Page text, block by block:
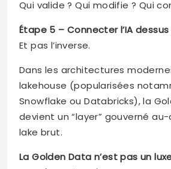
Qui valide ? Qui modifie ? Qui
Étape 5 – Connecter l’IA dessus
Et pas l’inverse.
Dans les architectures
lakehouse (popularisées
Snowflake ou Databricks), la
devient un “layer” gouverné
lake brut.
La Golden Data n’est pas un